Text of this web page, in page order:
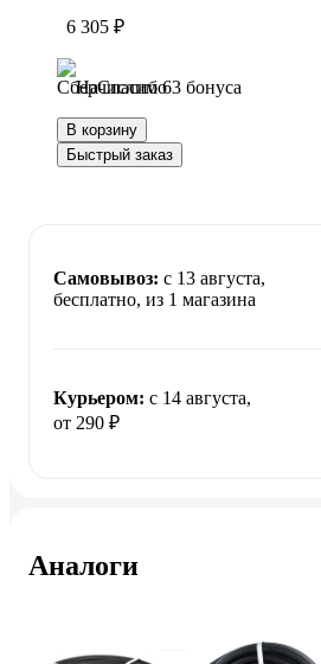
6 305 ₽
Начислим 63 бонуса
В корзину
Быстрый заказ
Самовывоз: c 13 августа,
бесплатно, из 1 магазина
Курьером: c 14 августа,
от 290 ₽
Аналоги